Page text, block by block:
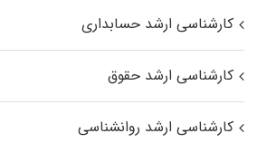
کارشناسی ارشد حسابداری
کارشناسی ارشد حقوق
کارشناسی ارشد روانشناسی